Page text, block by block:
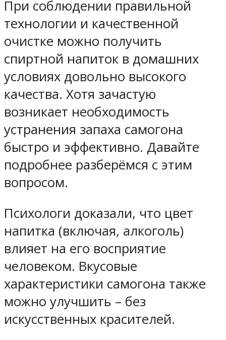
При соблюдении правильной
технологии и качественной
очистке можно получить
спиртной напиток в домашних
условиях довольно высокого
качества. Хотя зачастую
возникает необходимость
устранения запаха самогона
быстро и эффективно. Давайте
подробнее разберёмся с этим
вопросом.
Психологи доказали, что цвет
напитка (включая, алкоголь)
влияет на его восприятие
человеком. Вкусовые
характеристики самогона также
можно улучшить – без
искусственных красителей.